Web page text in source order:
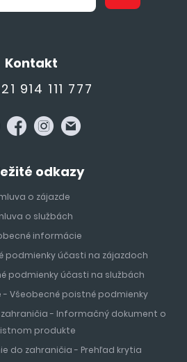
Kontakt
914 111 777
odkazy
o zájazde
o službách
informácie
podmienky účasti na zájazdoch
podmienky účasti na službách
- Všeobecné poistné podmienky
- Informačný dokument o
produkte
do zahraničia - Prehľad krytia